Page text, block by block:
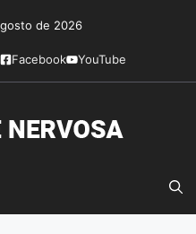
de 2026
Facebook YouTube